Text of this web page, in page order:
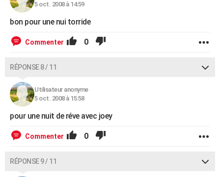
5 oct. 2008 à 14:59
bon pour une nui torride
Commenter 0
RÉPONSE 8 / 11
Utilisateur anonyme
5 oct. 2008 à 15:58
pour une nuit de réve avec joey
Commenter 0
RÉPONSE 9 / 11